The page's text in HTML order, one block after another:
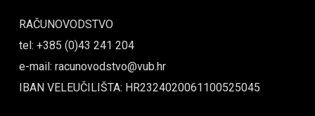
RAČUNOVODSTVO
tel: +385 (0)43 241 204
e-mail: racunovodstvo@vub.hr
IBAN VELEUČILIŠTA: HR2324020061100525045